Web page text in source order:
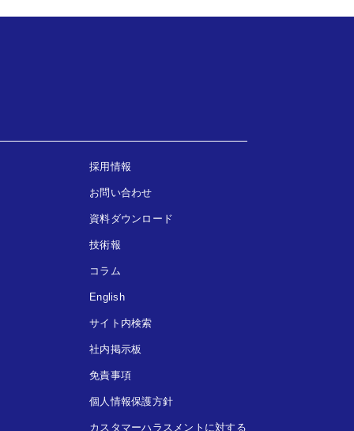
採用情報
お問い合わせ
資料ダウンロード
技術報
コラム
English
サイト内検索
社内掲示板
免責事項
個人情報保護方針
カスタマーハラスメントに対する